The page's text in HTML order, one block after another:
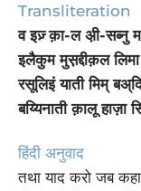
Transliteration
व इज़् क़ा-ल अ़ी-सब्नु
इलैकुम मुस़द्दीक़ल लिमा
रसूलिइं याती मिम्
बय्यिनाती क़ालू हाज़ा
हिंदी अनुवाद
तथा याद करो जब